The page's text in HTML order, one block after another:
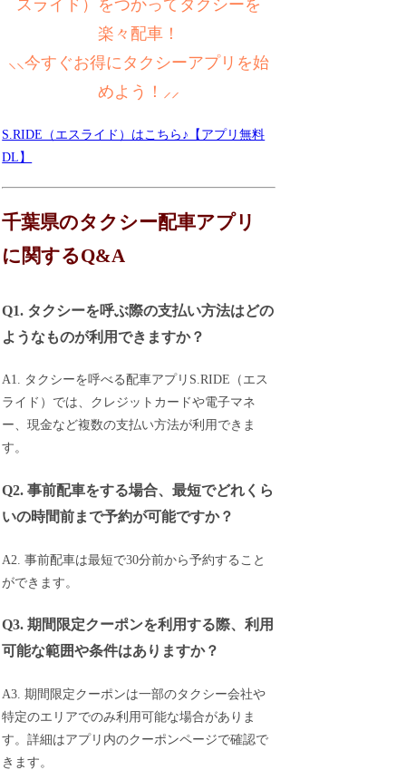
スライド）をつかってタクシーを
楽々配車！
⸜⸜今すぐお得にタクシーアプリを始
めよう！⸝⸝
S.RIDE（エスライド）はこちら♪【アプリ無料
DL】
千葉県のタクシー配車アプリ
に関するQ&A
Q1. タクシーを呼ぶ際の支払い方法はどの
ようなものが利用できますか？
A1. タクシーを呼べる配車アプリS.RIDE（エス
ライド）では、クレジットカードや電子マネ
ー、現金など複数の支払い方法が利用できま
す。
Q2. 事前配車をする場合、最短でどれくら
いの時間前まで予約が可能ですか？
A2. 事前配車は最短で30分前から予約すること
ができます。
Q3. 期間限定クーポンを利用する際、利用
可能な範囲や条件はありますか？
A3. 期間限定クーポンは一部のタクシー会社や
特定のエリアでのみ利用可能な場合がありま
す。詳細はアプリ内のクーポンページで確認で
きます。